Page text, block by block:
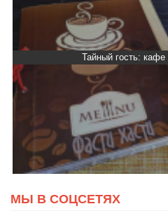
Тайный гость:
МЫ В СОЦСЕТЯХ